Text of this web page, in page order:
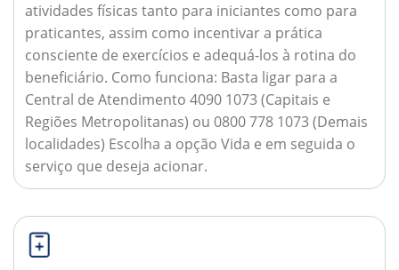
atividades físicas tanto para iniciantes como para
praticantes, assim como incentivar a prática
consciente de exercícios e adequá-los à rotina do
beneficiário. Como funciona: Basta ligar para a
Central de Atendimento 4090 1073 (Capitais e
Regiões Metropolitanas) ou 0800 778 1073 (Demais
localidades) Escolha a opção Vida e em seguida o
serviço que deseja acionar.